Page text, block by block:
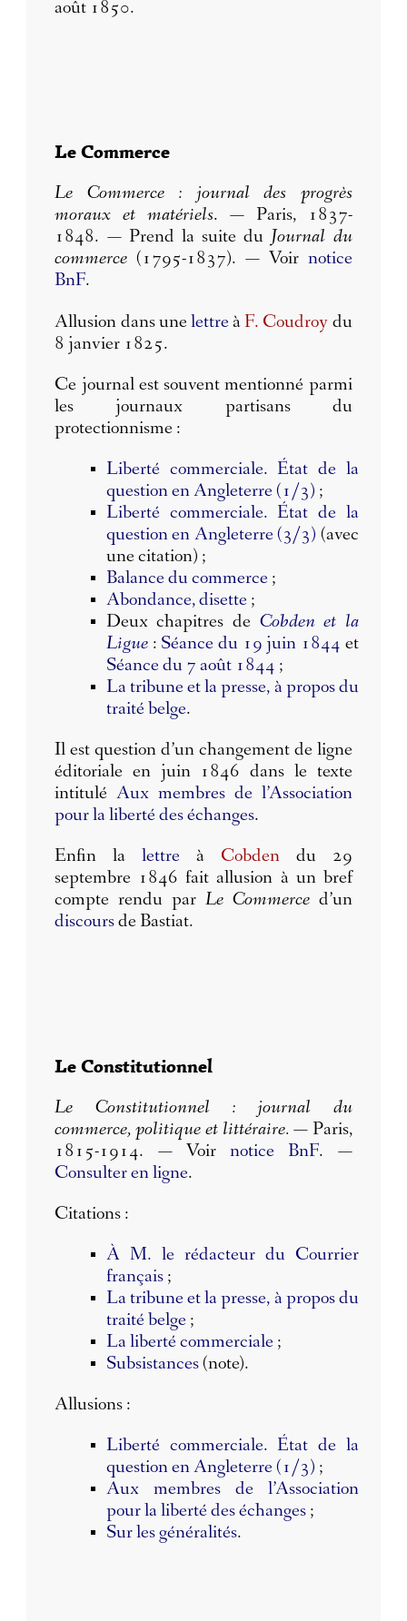
août 1850.
Le Commerce
Le Commerce : journal des progrès
moraux et matériels. — Paris, 1837-
1848. — Prend la suite duJournal du
commerce (1795-1837). — Voir notice
BnF.
Allusion dans une lettre à F. Coudroy du
8 janvier 1825.
Ce journal est souvent mentionné parmi
les journaux partisans du
protectionnisme :
Liberté commerciale. État de la
question en Angleterre (1/3) ;
Liberté commerciale. État de la
question en Angleterre (3/3) (avec
une citation) ;
Balance du commerce ;
Abondance, disette ;
Deux chapitres de Cobden et la
Ligue: Séance du 19 juin 1844 et
Séance du 7 août 1844 ;
La tribune et la presse, à propos du
traité belge.
Il est question d’un changement de ligne
éditoriale en juin 1846 dans le texte
intituléAux membres de l’Association
pour la liberté des échanges.
Enfin lalettre à Cobdendu 29
septembre 1846 fait allusion à un bref
compte rendu par Le Commerced’un
discoursde Bastiat.
Le Constitutionnel
Le Constitutionnel : journal du
commerce, politique et littéraire. — Paris,
1815-1914. — Voirnotice BnF. —
Consulter en ligne.
Citations :
À M. le rédacteur du Courrier
français;
La tribune et la presse, à propos du
traité belge ;
La liberté commerciale ;
Subsistances(note).
Allusions :
Liberté commerciale. État de la
question en Angleterre (1/3) ;
Aux membres de l’Association
pour la liberté des échanges;
Sur les généralités.